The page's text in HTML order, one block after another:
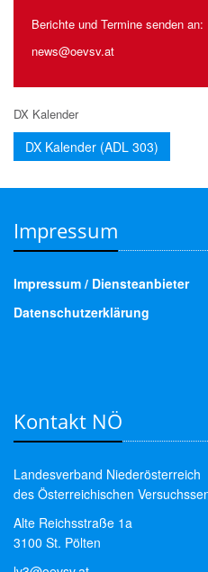
Berichte und Termine senden an:
news@oevsv.at
DX Kalender
DX Kalender (ADL 303)
Impressum
Impressum / Diensteanbieter
Datenschutzerklärung
Kontakt NÖ
Landesverband Niederösterreich
des Österreichischen
Alte Reichsstraße 1a
3100 St. Pölten